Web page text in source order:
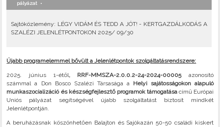
pályázat
•
Sajtóközlemény: LÉGY VIDÁM ÉS TEDD A JÓT! - KERTGAZDÁLKODÁS A
SZALÉZI JELENLÉTPONTOKON 2025/ 09/30
Újabb programelemmel bővült a Jelenlétpontok szolgáltatásrendszere:
2025. június 1-étől, RRF-MMSZA-2.0.0.2-24-2024-00005azonosító
számmal a Don Bosco Szalézi Társasága a Helyi sajátosságokon alapuló
munkaszocializáció és készségfejlesztő programok támogatása című Európai
Uniós pályázat segítségével újabb szolgáltatást biztosít mindkét
Jelenlétpontján.
A beruházásnak köszönhetően Balajton és Sajókazán 50-50 családi kiskert